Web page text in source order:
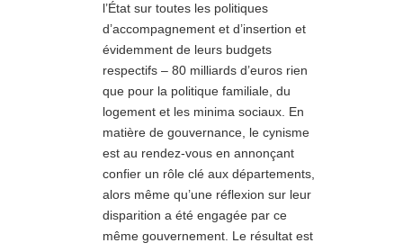
l’État sur toutes les politiques
d’accompagnement et d’insertion et
évidemment de leurs budgets
respectifs – 80 milliards d’euros rien
que pour la politique familiale, du
logement et les minima sociaux. En
matière de gouvernance, le cynisme
est au rendez-vous en annonçant
confier un rôle clé aux départements,
alors même qu’une réflexion sur leur
disparition a été engagée par ce
même gouvernement. Le résultat est